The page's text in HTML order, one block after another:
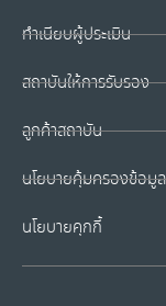
ทำเนียบผู้ประเมิน
สถาบันให้การรับรอง
ลูกค้าสถาบัน
นโยบายคุ้มครองข้อมู
นโยบายคุกกี้